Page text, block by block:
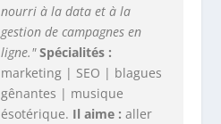
nourri à la data et à la
gestion de campagnes en
ligne." Spécialités :
marketing | SEO | blagues
gênantes | musique
ésotérique. Il aime : aller